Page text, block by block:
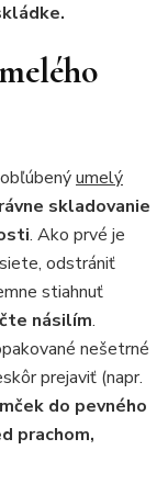
umelý
skladovanie
. Ako prvé je
odstrániť
stiahnuť
násilím.
nešetrné
prejaviť (napr.
do pevného
prachom,